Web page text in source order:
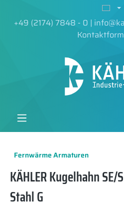
+49 (2174) 7848 - 0 |
Fernwärme Armaturen
KÄHLER Kugelhahn SE/
Stahl G